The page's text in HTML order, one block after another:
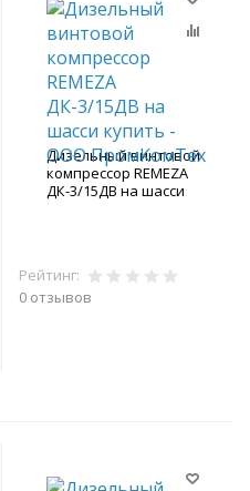
Дизельный винтовой
компрессор REMEZA
ДК-3/15ДВ на шасси
Рейтинг:
0 отзывов